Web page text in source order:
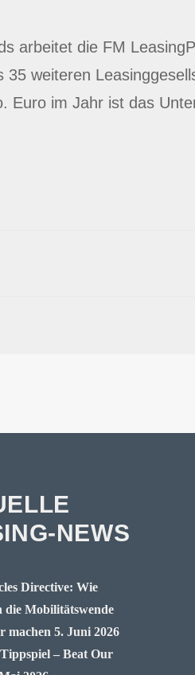
arbeitet die FM
weiteren
Euro im Jahr ist das
NEWS
Directive: Wie
die Mobilitätswende
machen 5. Juni 2026
– Beat Our